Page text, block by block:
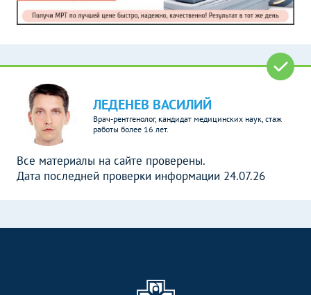
ЛЕДЕНЕВ ВАСИЛИЙ
Врач-рентгенолог, кандидат медицинских наук, стаж
работы более 16 лет.
Все материалы на сайте проверены.
Дата последней проверки информации 24.07.26